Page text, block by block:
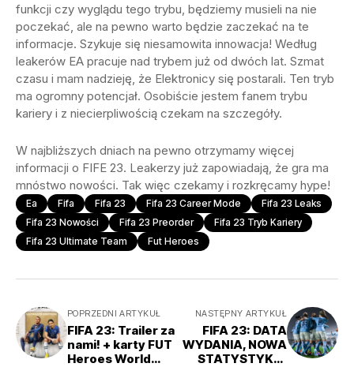
funkcji czy wyglądu tego trybu, będziemy musieli na nie
poczekać, ale na pewno warto będzie zaczekać na te
informacje. Szykuje się niesamowita innowacja! Według
leakerów EA pracuje nad trybem już od dwóch lat. Szmat
czasu i mam nadzieję, że Elektronicy się postarali. Ten tryb
ma ogromny potencjał. Osobiście jestem fanem trybu
kariery i z niecierpliwością czekam na szczegóły.
W najbliższych dniach na pewno otrzymamy więcej
informacji o FIFE 23. Leakerzy już zapowiadają, że gra ma
mnóstwo nowości. Tak więc czekamy i rozkręcamy hype!
Ea Fifa Fifa 23 Fifa 23 Career Mode
Fifa 23 Leaks
Fifa 23 Nowości
Fifa 23 Preorder
Fifa 23 Tryb Kariery
Fifa 23 Ultimate Team
Fut Heroes
POPRZEDNI ARTYKUŁ
FIFA 23: Trailer za
nami! + karty FUT
Heroes World
NASTĘPNY ARTYKUŁ
FIFA 23: DATA
WYDANIA, NOWA
STATYSTYKA,